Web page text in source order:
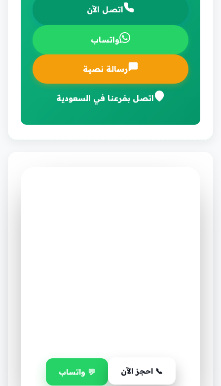
اتصل الآن
واتساب
رسالة نصية
اتصل بفرعنا في السعودية
📞 احجز الآن 💬 واتساب